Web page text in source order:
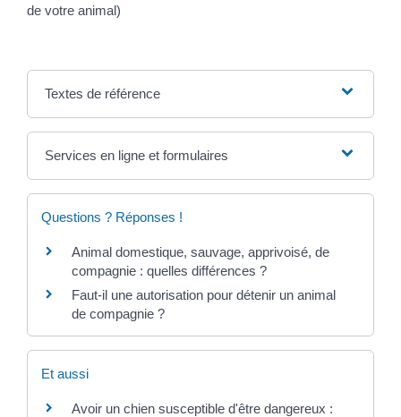
de votre animal)
Textes de référence
Services en ligne et formulaires
Questions ? Réponses !
Animal domestique, sauvage, apprivoisé, de
compagnie : quelles différences ?
Faut-il une autorisation pour détenir un animal
de compagnie ?
Et aussi
Avoir un chien susceptible d'être dangereux :